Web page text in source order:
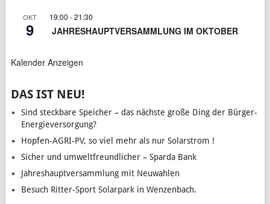
OKT
9
19:00 -21:30
JAHRESHAUPTVERSAMMLUNG IM OKTOBER
Kalender Anzeigen
DAS IST NEU!
Sind steckbare Speicher – das nächste große Ding der Bürger-
Energieversorgung?
Hopfen-AGRI-PV, so viel mehr als nur Solarstrom !
Sicher und umweltfreundlicher – Sparda Bank
Jahreshauptversammlung mit Neuwahlen
Besuch Ritter-Sport Solarpark in Wenzenbach.